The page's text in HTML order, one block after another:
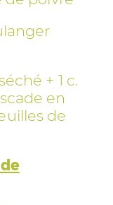
+ 1 c.
en
de